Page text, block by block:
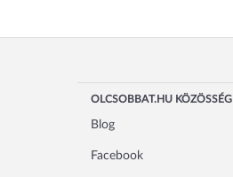
OLCSOBBAT.HU KÖZÖSSÉG
Blog
Facebook